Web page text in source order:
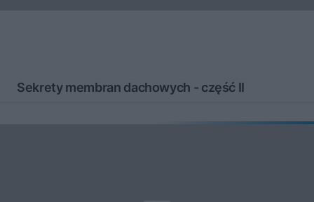
Sekrety membran dachowych - część II